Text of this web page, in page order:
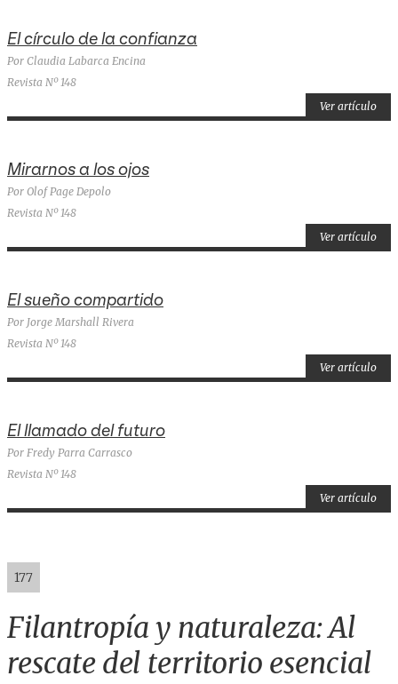
El círculo de la confianza
Por Claudia Labarca Encina
Revista Nº 148
Ver artículo
Mirarnos a los ojos
Por Olof Page Depolo
Revista Nº 148
Ver artículo
El sueño compartido
Por Jorge Marshall Rivera
Revista Nº 148
Ver artículo
El llamado del futuro
Por Fredy Parra Carrasco
Revista Nº 148
Ver artículo
177
Filantropía y naturaleza: Al
rescate del territorio esencial